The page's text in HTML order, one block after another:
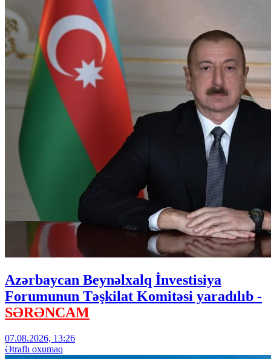
Azərbaycan Beynəlxalq İnvestisiya
Forumunun Təşkilat Komitəsi yaradılıb -
SƏRƏNCAM
07.08.2026, 13:26
Ətraflı oxumaq